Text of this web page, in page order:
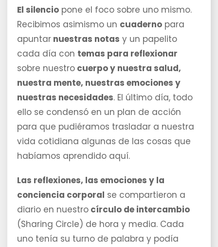
El silencio pone el foco sobre uno mismo.
Recibimos asimismo un cuaderno para
apuntar nuestras notas y un papelito
cada día con temas para reflexionar
sobre nuestro cuerpo y nuestra salud,
nuestra mente, nuestras emociones y
nuestras necesidades. El último día, todo
ello se condensó en un plan de acción
para que pudiéramos trasladar a nuestra
vida cotidiana algunas de las cosas que
habíamos aprendido aquí.
Las reflexiones, las emociones y la
conciencia corporal se compartieron a
diario en nuestro círculo de intercambio
(Sharing Circle) de hora y media. Cada
uno tenía su turno de palabra y podía